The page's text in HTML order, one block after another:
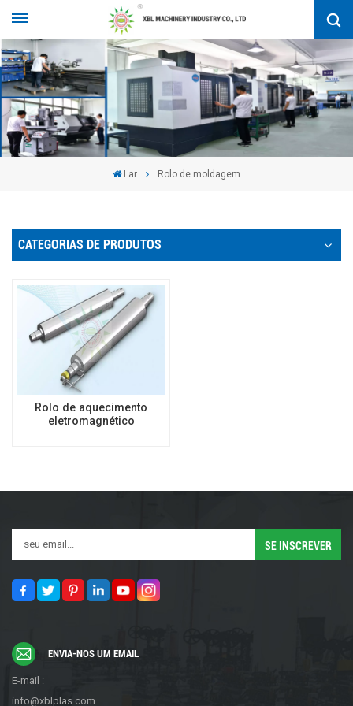
Lar Rolo de moldagem
CATEGORIAS DE PRODUTOS
Rolo de aquecimento
eletromagnético
ENVIA-NOS UM EMAIL
E-mail :
info@xblplas.com